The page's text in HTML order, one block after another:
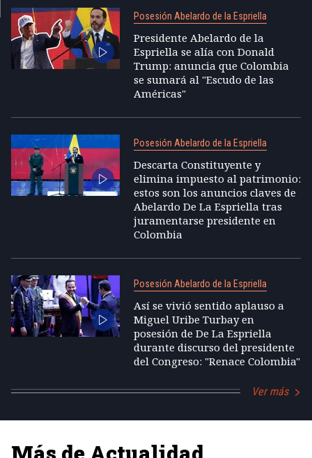
Posesión Abelardo de la Espriella
Presidente Abelardo de la
Espriella se alía con Donald
Trump: anuncia que Colombia
se sumará al "Escudo de las
Américas"
Posesión Abelardo de la Espriella
Descarta Constituyente y
elimina impuesto al patrimonio:
estos son los anuncios claves de
Abelardo De La Espriella tras
juramentarse presidente en
Colombia
Posesión Abelardo de la Espriella
Así se vivió sentido aplauso a
Miguel Uribe Turbay en
posesión de De La Espriella
durante discurso del presidente
del Congreso: "Renace Colombia"
Ver más
Más de Actualidad